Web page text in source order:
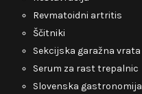
Revmatoidni artritis
Ščitniki
Sekcijska garažna vrata
Serum za rast trepalnic
Slovenska gastronomija